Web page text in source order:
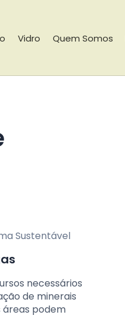
Vidro Quem Somos
necessários
de minerais
áreas podem